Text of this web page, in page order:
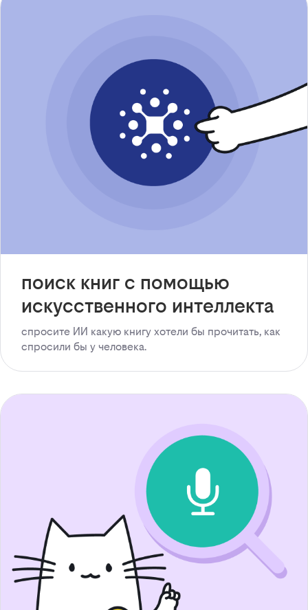
поиск книг с помощью
искусственного интеллекта
спросите ИИ какую книгу хотели бы прочитать, как
спросили бы у человека.